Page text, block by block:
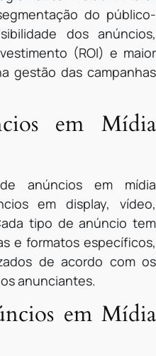
do público-
dos anúncios,
(ROI) e maior
gestão das campanhas
em Mídia
anúncios em mídia
em display, vídeo,
tipo de anúncio tem
e formatos específicos,
de acordo com os
anunciantes.
em Mídia